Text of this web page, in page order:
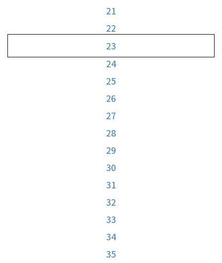
21
22
23
24
25
26
27
28
29
30
31
32
33
34
35